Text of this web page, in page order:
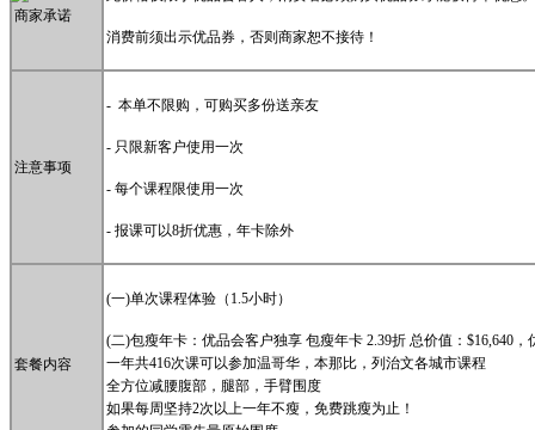
商家承诺
消费前须出示优品券，否则商家恕不接待！
注意事项
- 本单不限购，可购买多份送亲友
- 只限新客户使用一次
- 每个课程限使用一次
- 报课可以8折优惠，年卡除外
套餐内容
(一)单次课程体验（1.5小时）
(二)包瘦年卡：优品会客户独享 包瘦年卡 2.39折 总价值：$16,640，
一年共416次课可以参加温哥华，本那比，列治文各城市课程
全方位减腰腹部，腿部，手臂围度
如果每周坚持2次以上一年不瘦，免费跳瘦为止！